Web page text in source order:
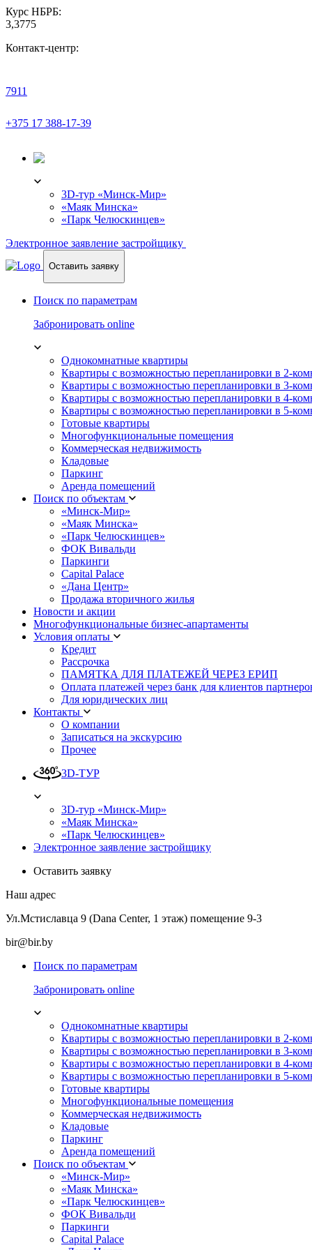
Курс НБРБ:
3,3775
Контакт-центр:
7911
+375 17 388-17-39
3D-тур «Минск-Мир»
«Маяк Минска»
«Парк Челюскинцев»
Электронное заявление застройщику
Оставить заявку
Поиск по параметрам
Забронировать online
Однокомнатные квартиры
Квартиры с возможностью перепланировки в 2-
Квартиры с возможностью перепланировки в 3-
Квартиры с возможностью перепланировки в 4-
Квартиры с возможностью перепланировки в 5-
Готовые квартиры
Многофункциональные помещения
Коммерческая недвижимость
Кладовые
Паркинг
Аренда помещений
Поиск по объектам
«Минск-Мир»
«Маяк Минска»
«Парк Челюскинцев»
ФОК Вивальди
Паркинги
Capital Palace
«Дана Центр»
Продажа вторичного жилья
Новости и акции
Многофункциональные бизнес-апартаменты
Условия оплаты
Кредит
Рассрочка
ПАМЯТКА ДЛЯ ПЛАТЕЖЕЙ ЧЕРЕЗ ЕРИП
Оплата платежей через банк для клиентов
Для юридических лиц
Контакты
О компании
Записаться на экскурсию
Прочее
3D-ТУР
3D-тур «Минск-Мир»
«Маяк Минска»
«Парк Челюскинцев»
Электронное заявление застройщику
Оставить заявку
Наш адрес
Ул.Мстиславца 9 (Dana Center, 1 этаж) помещение 9-3
bir@bir.by
Поиск по параметрам
Забронировать online
Однокомнатные квартиры
Квартиры с возможностью перепланировки в 2-
Квартиры с возможностью перепланировки в 3-
Квартиры с возможностью перепланировки в 4-
Квартиры с возможностью перепланировки в 5-
Готовые квартиры
Многофункциональные помещения
Коммерческая недвижимость
Кладовые
Паркинг
Аренда помещений
Поиск по объектам
«Минск-Мир»
«Маяк Минска»
«Парк Челюскинцев»
ФОК Вивальди
Паркинги
Capital Palace